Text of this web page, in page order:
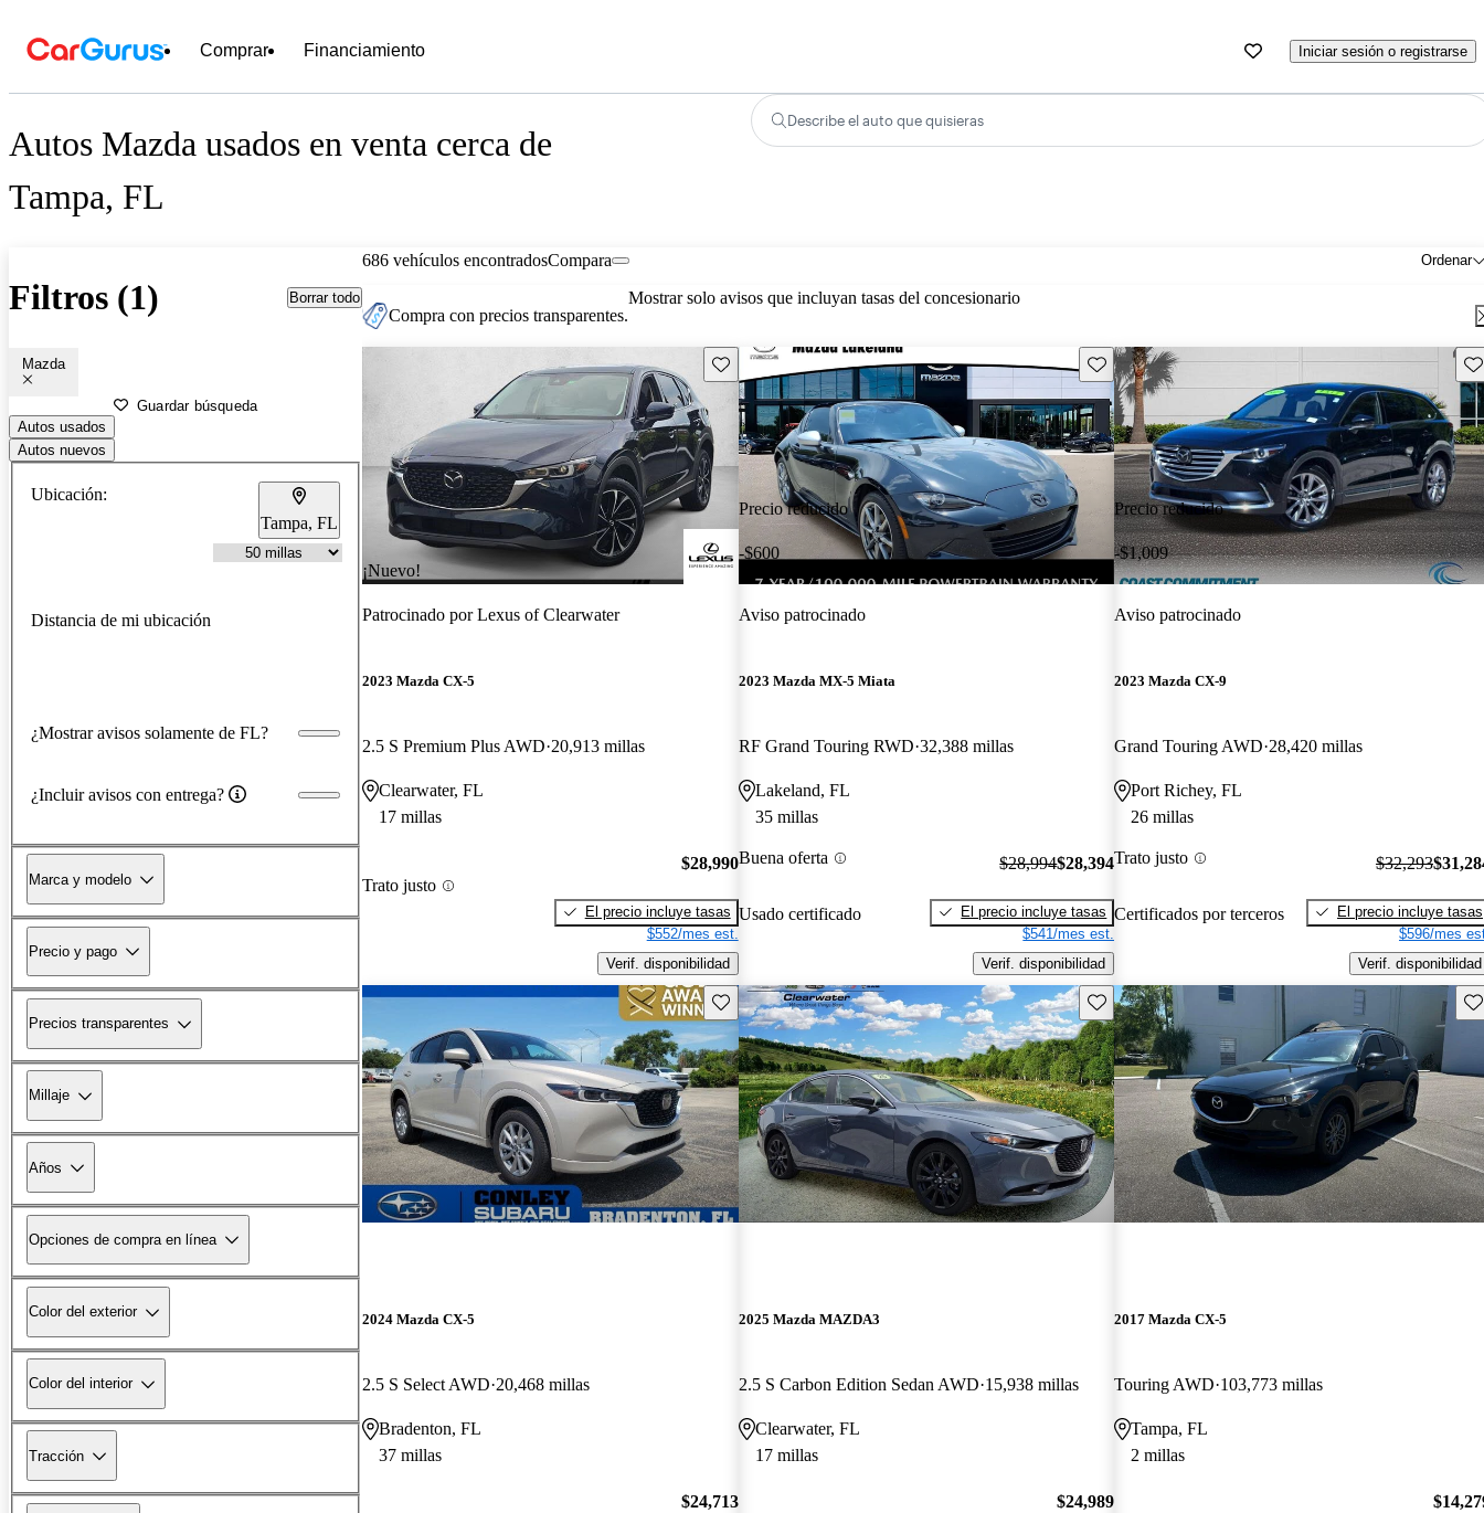
Comprar Financiamiento Iniciar sesión o registrarse
Autos Mazda usados en venta cerca de
Tampa, FL
Describe el auto que quisieras
Filtros (1) Borrar todo
Mazda
Guardar búsqueda
Autos usados
Autos nuevos
Ubicación:
Tampa, FL
Distancia de mi ubicación
¿Mostrar avisos solamente de FL?
¿Incluir avisos con entrega?
Marca y modelo
Precio y pago
Precios transparentes
Millaje
Años
Opciones de compra en línea
Color del exterior
Color del interior
Tracción
686 vehículos encontrados Ordenar
Compara
Compra con precios transparentes.
Mostrar solo avisos que incluyan tasas del concesionario
¡Nuevo!
Guarda este Aviso
Patrocinado porLexus of Clearwater
2023 Mazda CX-5
2.5 S Premium Plus AWD 20,913 millas
Clearwater, FL
17 millas
Trato justo
$28,990
El precio incluye tasas
$552/mes est.
Verif. disponibilidad
Precio reducido
-$600
Guarda este Aviso
Aviso patrocinado
2023 Mazda MX-5 Miata
RF Grand Touring RWD 32,388 millas
Lakeland, FL
35 millas
Buena oferta
Usado certificado
$28,994$28,394
El precio incluye tasas
$541/mes est.
Verif. disponibilidad
Precio reducido
-$1,009
Aviso patrocinado
2023 Mazda CX-9
Grand Touring AWD 28,420 millas
Port Richey, FL
26 millas
Trato justo
Certificados por terceros
$32,293
El precio incluye tasas
$596/mes
Verif. disponibilidad
Guarda este Aviso
2024 Mazda CX-5
2.5 S Select AWD 20,468 millas
Bradenton, FL
37 millas
$24,713
Guarda este Aviso
2025 Mazda MAZDA3
2.5 S Carbon Edition Sedan AWD 15,938 millas
Clearwater, FL
17 millas
$24,989
2017 Mazda CX-5
Touring AWD 103,773 millas
Tampa, FL
2 millas